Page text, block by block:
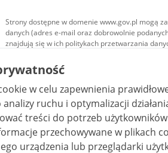
Strony dostępne w domenie www.gov.pl mogą
danych (adres e-mail oraz dobrowolnie
znajdują się w ich politykach przetwarzania
Treści tekstowe publikowane w
udostępniane na licencji typu
warunkach 4.0 (CC BY-SA 4.0).
są udostępniane na licencji typu
bez utworów zależnych 4.0 (CC
w celu zapewnienia
ruchu i optymalizacji działania strony.
treści do potrzeb
urządzenia lub przeglądarki